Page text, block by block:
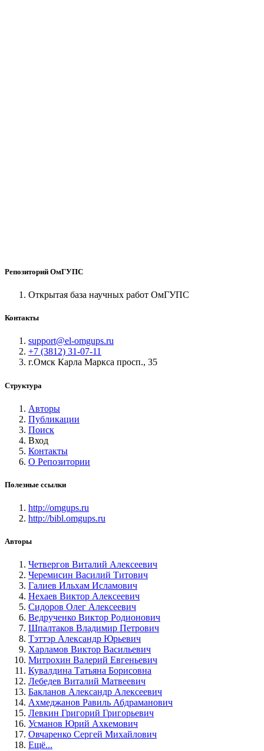
Репозиторий ОмГУПС
Открытая база научных работ ОмГУПС
Контакты
support@el-omgups.ru
+7 (3812) 31-07-11
г.Омск Карла Маркса просп., 35
Структура
Авторы
Публикации
Поиск
Вход
Контакты
О Репозитории
Полезные ссылки
http://omgups.ru
http://bibl.omgups.ru
Авторы
Четвергов Виталий Алексеевич
Черемисин Василий Титович
Галиев Ильхам Исламович
Нехаев Виктор Алексеевич
Сидоров Олег Алексеевич
Ведрученко Виктор Родионович
Шпалтаков Владимир Петрович
Тэттэр Александр Юрьевич
Харламов Виктор Васильевич
Митрохин Валерий Евгеньевич
Кувалдина Татьяна Борисовна
Лебедев Виталий Матвеевич
Бакланов Александр Алексеевич
Ахмеджанов Равиль Абдраманович
Левкин Григорий Григорьевич
Усманов Юрий Ахкемович
Овчаренко Сергей Михайлович
Ещё...